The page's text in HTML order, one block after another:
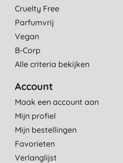
Cruelty Free
Parfumvrij
Vegan
B-Corp
Alle criteria bekijken
Account
Maak een account aan
Mijn profiel
Mijn bestellingen
Favorieten
Verlanglijst